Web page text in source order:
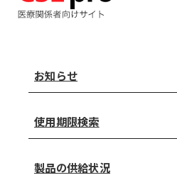
お知らせ
使用期限検索
製品の供給状況